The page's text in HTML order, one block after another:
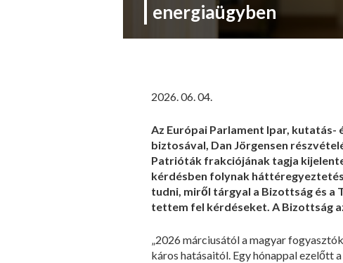
energiaügyben
2026. 06. 04.
Az Európai Parlament Ipar, kutatás-
biztosával, Dan Jörgensen
Patrióták frakciójának tagja
kérdésben folynak
tudni, miről tárgyal a Bizottság és a
tettem fel kérdéseket. A Bizottság
„2026 márciusától a magyar
káros hatásaitól. Egy hónappal ezelőtt